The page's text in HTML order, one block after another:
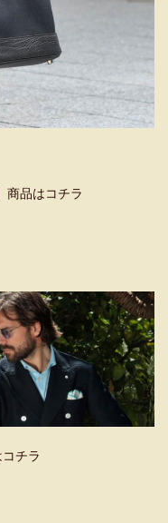
商品はコチラ
チラ